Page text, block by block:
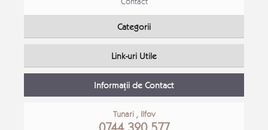
Categorii
Link-uri Utile
Informații de Contact
Tunari , Ilfov
0744 320 577